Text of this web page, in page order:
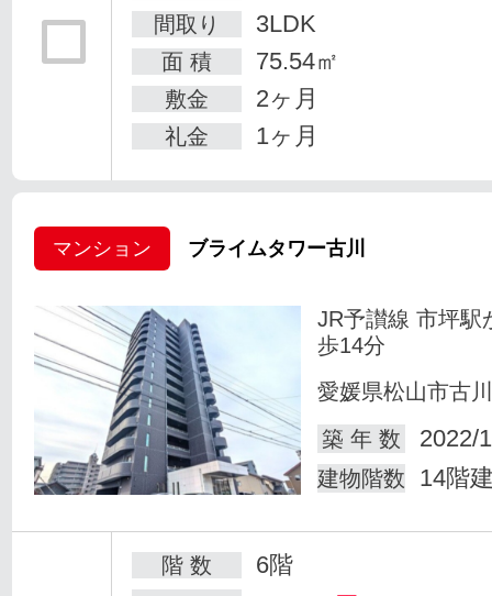
間取り
3LDK
面 積 75.54㎡
敷金 2ヶ月
礼金 1ヶ月
マンション ブライムタワー古川
JR予讃線 市坪駅
歩14分
愛媛県松山市古
築 年 数
2022/
建物階数 14階
階 数 6階